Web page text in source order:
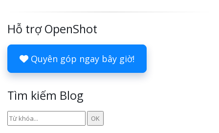
Hỗ trợ OpenShot
Quyên góp ngay bây giờ!
Tìm kiếm Blog